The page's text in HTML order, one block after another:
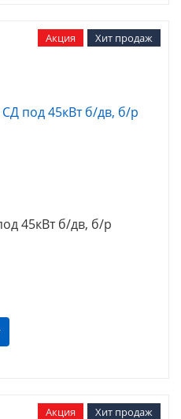
Акция Хит продаж
45кВт б/дв, б/р
Акция Хит продаж